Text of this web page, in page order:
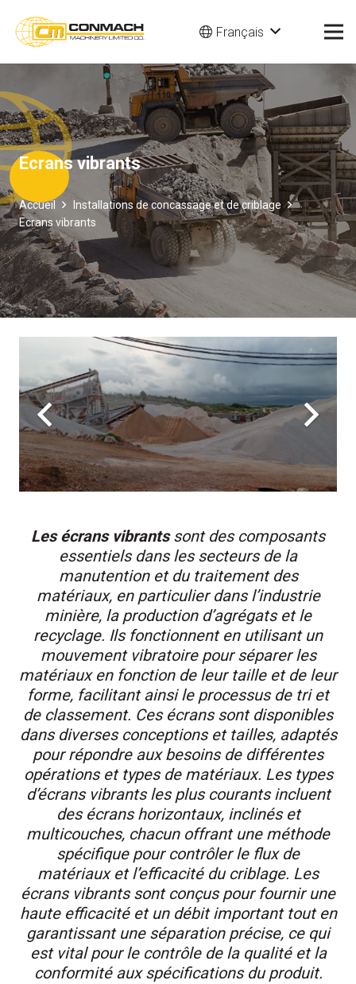
Français
Ecrans vibrants
Accueil
Installations de concassage et de criblage
Ecrans vibrants
Les écrans vibrantssont des composants
essentiels dans les secteurs de la
manutention et du traitement des
matériaux, en particulier dans l’industrie
minière, la production d’agrégats et le
recyclage. Ils fonctionnent en utilisant un
mouvement vibratoire pour séparer les
matériaux en fonction de leur taille et de leur
forme, facilitant ainsi le processus de tri et
de classement. Ces écrans sont disponibles
dans diverses conceptions et tailles, adaptés
pour répondre aux besoins de différentes
opérations et types de matériaux. Les types
d’écrans vibrants les plus courants incluent
des écrans horizontaux, inclinés et
multicouches, chacun offrant une méthode
spécifique pour contrôler le flux de
matériaux et l’efficacité du criblage. Les
écrans vibrants sont conçus pour fournir une
haute efficacité et un débit important tout en
garantissant une séparation précise, ce qui
est vital pour le contrôle de la qualité et la
conformité aux spécifications du produit.